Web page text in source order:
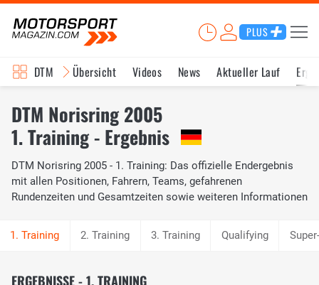
PLUS
DTM Übersicht Videos News Aktueller Lauf
DTM Norisring 2005
1. Training - Ergebnis
DTM Norisring 2005 - 1. Training: Das offizielle Endergebnis
mit allen Positionen, Fahrern, Teams, gefahrenen
Rundenzeiten und Gesamtzeiten sowie weiteren Informationen
2. Training 3. Training Qualifying
ERGEBNISSE - 1. TRAINING